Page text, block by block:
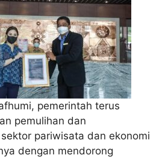
pemerintah terus
pemulihan dan
pariwisata dan ekonomi
dengan mendorong